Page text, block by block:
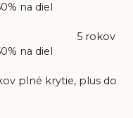
na diel
rokov
na diel
plus do